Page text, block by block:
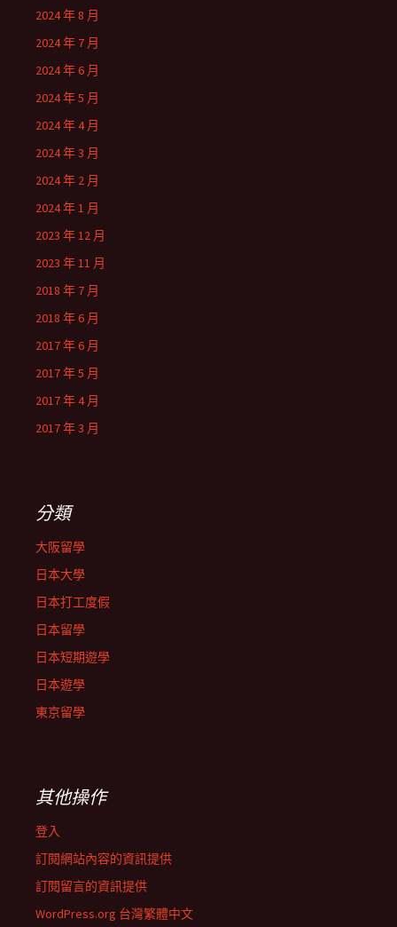
2024 年 8 月
2024 年 7 月
2024 年 6 月
2024 年 5 月
2024 年 4 月
2024 年 3 月
2024 年 2 月
2024 年 1 月
2023 年 12 月
2023 年 11 月
2018 年 7 月
2018 年 6 月
2017 年 6 月
2017 年 5 月
2017 年 4 月
2017 年 3 月
分類
大阪留學
日本大學
日本打工度假
日本留學
日本短期遊學
日本遊學
東京留學
其他操作
登入
訂閱網站內容的資訊提供
訂閱留言的資訊提供
WordPress.org 台灣繁體中文